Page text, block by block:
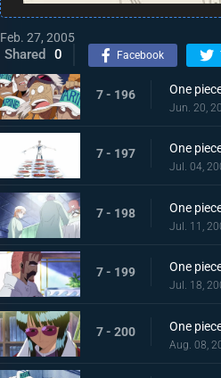
Feb. 27, 2005
Shared 0 Facebook
7 - 196 One
Jun. 20,
7 - 197 One
Jul. 04,
7 - 198 One
Jul. 11,
7 - 199 One
Jul. 18,
7 - 200 One
Aug. 08,